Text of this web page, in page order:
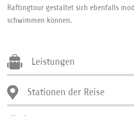
Raftingtour gestaltet sich ebenfalls
schwimmen können.
Leistungen
Stationen der Reise